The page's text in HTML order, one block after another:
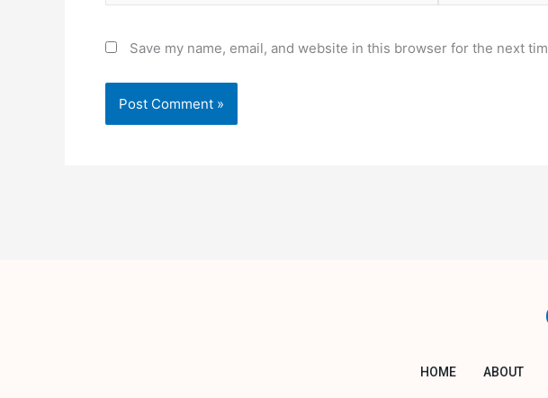
Save my name, email, and website in this browser for the next
HOME ABOUT